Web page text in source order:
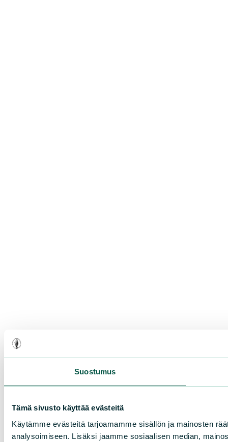
Suostumus
Tämä sivusto käyttää evästeitä
Käytämme evästeitä tarjoamamme sisällön ja mainosten
analysoimiseen. Lisäksi jaamme sosiaalisen median,